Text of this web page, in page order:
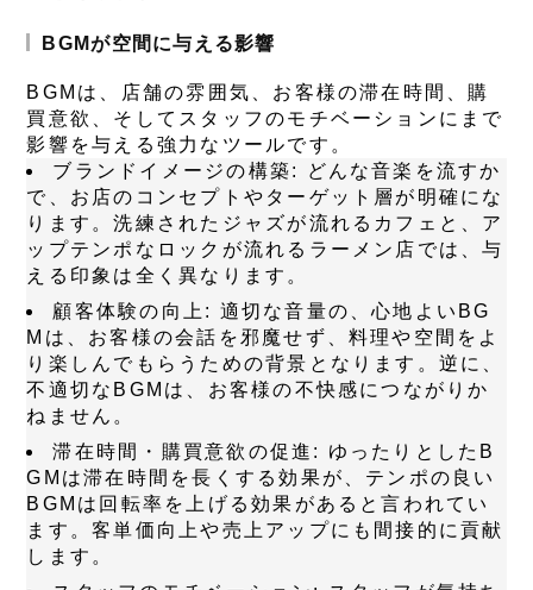
BGMが空間に与える影響
BGMは、店舗の雰囲気、お客様の滞在時間、購
買意欲、そしてスタッフのモチベーションにまで
影響を与える強力なツールです。
ブランドイメージの構築: どんな音楽を流すか
で、お店のコンセプトやターゲット層が明確にな
ります。洗練されたジャズが流れるカフェと、ア
ップテンポなロックが流れるラーメン店では、与
える印象は全く異なります。
顧客体験の向上 : 適切な音量の、心地よいBG
Mは、お客様の会話を邪魔せず、料理や空間をよ
り楽しんでもらうための背景となります。逆に、
不適切なBGMは、お客様の不快感につながりか
ねません。
滞在時間・購買意欲の促進 : ゆったりとしたB
GMは滞在時間を長くする効果が、テンポの良い
BGMは回転率を上げる効果があると言われてい
ます。客単価向上や売上アップにも間接的に貢献
します。